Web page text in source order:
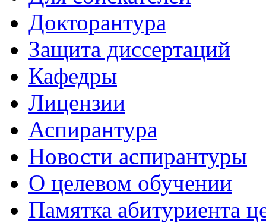
Докторантура
Защита диссертаций
Кафедры
Лицензии
Аспирантура
Новости аспирантуры
О целевом обучении
Памятка абитуриента